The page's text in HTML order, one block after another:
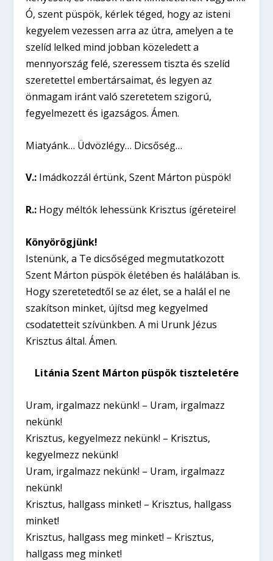
Ó, szent püspök, kérlek téged, hogy az isteni
kegyelem vezessen arra az útra, amelyen a te
szelíd lelked mind jobban közeledett a
mennyország felé, szeressem tiszta és szelíd
szeretettel embertársaimat, és legyen az
önmagam iránt való szeretetem szigorú,
fegyelmezett és igazságos. Ámen.
Miatyánk… Üdvözlégy… Dicsőség…
V.: Imádkozzál értünk, Szent Márton püspök!
R.: Hogy méltók lehessünk Krisztus ígéreteire!
Könyörögjünk!
Istenünk, a Te dicsőséged megmutatkozott
Szent Márton püspök életében és halálában is.
Hogy szeretetedtől se az élet, se a halál el ne
szakítson minket, újítsd meg kegyelmed
csodatetteit szívünkben. A mi Urunk Jézus
Krisztus által. Ámen.
Litánia Szent Márton püspök tiszteletére
Uram, irgalmazz nekünk! – Uram, irgalmazz
nekünk!
Krisztus, kegyelmezz nekünk! – Krisztus,
kegyelmezz nekünk!
Uram, irgalmazz nekünk! – Uram, irgalmazz
nekünk!
Krisztus, hallgass minket! – Krisztus, hallgass
minket!
Krisztus, hallgass meg minket! – Krisztus,
hallgass meg minket!